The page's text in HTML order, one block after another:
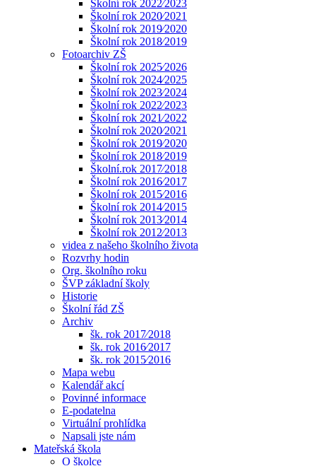
Školní rok 2022⁄2023
Školní rok 2020⁄2021
Školní rok 2019⁄2020
Školní rok 2018⁄2019
Fotoarchiv ZŠ
Školní rok 2025⁄2026
Školní rok 2024⁄2025
Školní rok 2023⁄2024
Školní rok 2022⁄2023
Školní rok 2021⁄2022
Školní rok 2020⁄2021
Školní rok 2019⁄2020
Školní rok 2018⁄2019
Školní.rok 2017⁄2018
Školní rok 2016⁄2017
Školní rok 2015⁄2016
Školní rok 2014⁄2015
Školní rok 2013⁄2014
Školní rok 2012⁄2013
videa z našeho školního života
Rozvrhy hodin
Org. školního roku
ŠVP základní školy
Historie
Školní řád ZŠ
Archiv
šk. rok 2017⁄2018
šk. rok 2016⁄2017
šk. rok 2015⁄2016
Mapa webu
Kalendář akcí
Povinné informace
E-podatelna
Virtuální prohlídka
Napsali jste nám
Mateřská škola
O školce